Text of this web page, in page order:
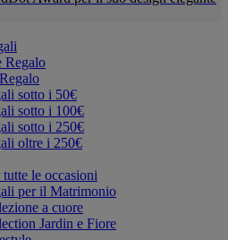
Regalo
sotto i 50€
sotto i 100€
sotto i 250€
oltre i 250€
le occasioni
per il Matrimonio
a cuore
Jardin e Fiore